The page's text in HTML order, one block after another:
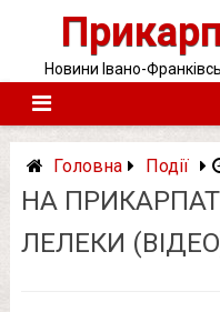
Новини Івано-
Головна Події
НА
ЛЕЛЕКИ